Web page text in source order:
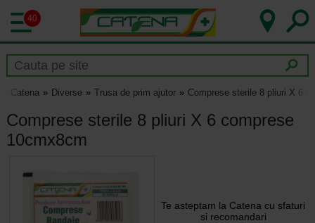
40
Catena Diverse Trusa de prim ajutor Comprese sterile 8 pliuri X 6
Comprese sterile 8 pliuri X 6 comprese
10cmx8cm
Te asteptam la Catena cu sfaturi
si recomandari